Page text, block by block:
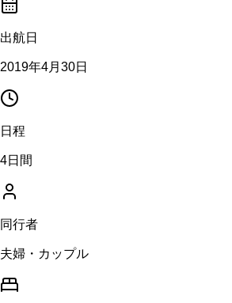
出航日
2019年4月30日
日程
4日間
同行者
夫婦・カップル